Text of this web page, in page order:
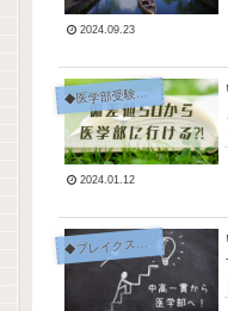
2024.09.23
◆
医学部受験Q&A
2024.01.12
◆ ブレイクスルー！おすすめ方法（勉強・進路・人間関係）